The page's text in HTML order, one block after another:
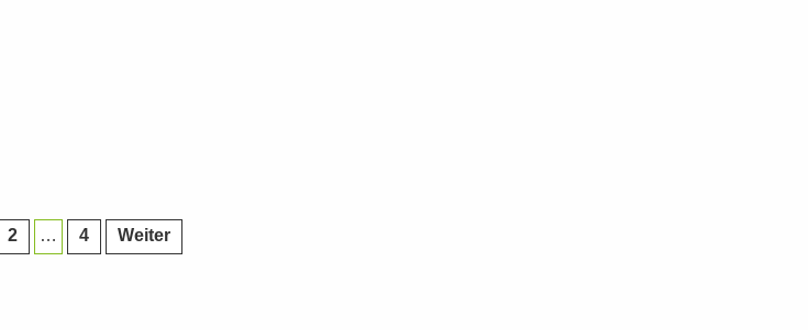
2 … 4 Weiter